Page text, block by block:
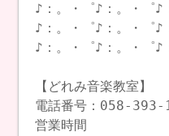
♪：。・゜♪：。・゜♪
♪：。・゜♪：。・゜♪
♪：。・゜♪：。・゜♪
【どれみ音楽教室】
電話番号：058-393-
営業時間